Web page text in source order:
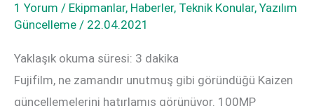
Değerlendirmesi
1 Yorum / Ekipmanlar, Haberler, Teknik Konular, Yazılım
Güncelleme / 22.04.2021
Yaklaşık okuma süresi: 3 dakika
Fujifilm, ne zamandır unutmuş gibi göründüğü Kaizen
güncellemelerini hatırlamış görünüyor. 100MP